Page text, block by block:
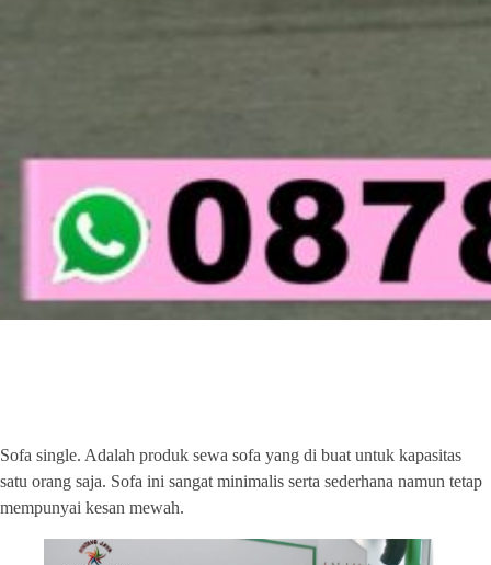
Sofa single. Adalah produk sewa sofa yang di buat untuk kapasitas
satu orang saja. Sofa ini sangat minimalis serta sederhana namun tetap
mempunyai kesan mewah.